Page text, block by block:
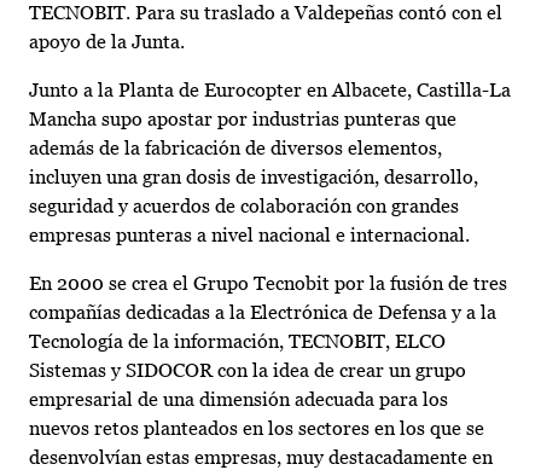
TECNOBIT. Para su traslado a Valdepeñas contó con el
apoyo de la Junta.
Junto a la Planta de Eurocopter en Albacete, Castilla-La
Mancha supo apostar por industrias punteras que
además de la fabricación de diversos elementos,
incluyen una gran dosis de investigación, desarrollo,
seguridad y acuerdos de colaboración con grandes
empresas punteras a nivel nacional e internacional.
En 2000 se crea el Grupo Tecnobit por la fusión de tres
compañías dedicadas a la Electrónica de Defensa y a la
Tecnología de la información, TECNOBIT, ELCO
Sistemas y SIDOCOR con la idea de crear un grupo
empresarial de una dimensión adecuada para los
nuevos retos planteados en los sectores en los que se
desenvolvían estas empresas, muy destacadamente en